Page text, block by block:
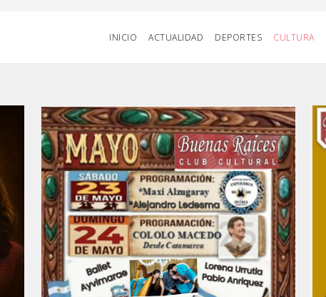
INICIO ACTUALIDAD DEPORTES CULTURA